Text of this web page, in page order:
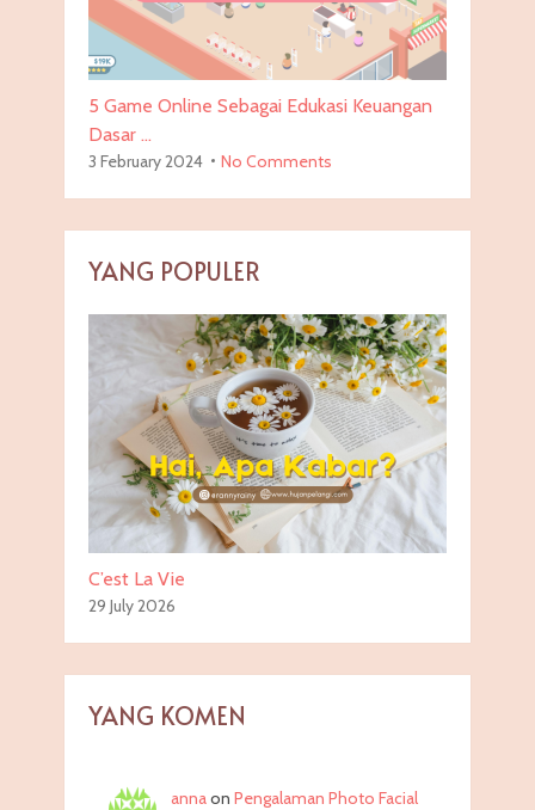
5 Game Online Sebagai Edukasi Keuangan
Dasar …
3 February 2024 No Comments
YANG POPULER
C’est La Vie
29 July 2026
YANG KOMEN
annaon Pengalaman Photo Facial